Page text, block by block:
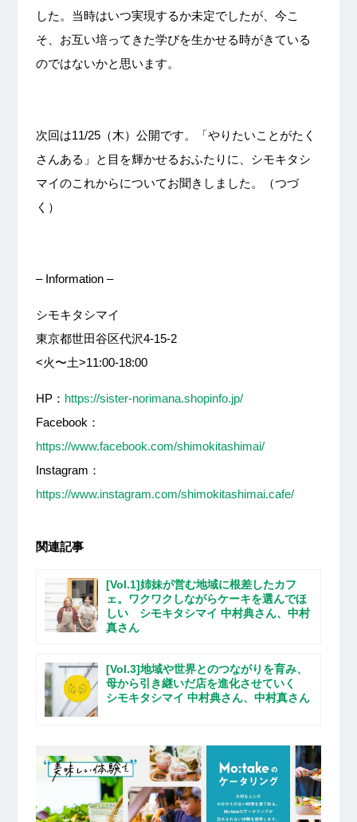
した。当時はいつ実現するか未定でしたが、今こ
そ、お互い培ってきた学びを生かせる時がきている
のではないかと思います。
次回は11/25（木）公開です。「やりたいことがたく
さんある」と目を輝かせるおふたりに、シモキタシ
マイのこれからについてお聞きしました。（つづ
く）
– Information –
シモキタシマイ
東京都世田谷区代沢4-15-2
<火〜土>11:00-18:00
HP： https://sister-norimana.shopinfo.jp/
Facebook：
https://www.facebook.com/shimokitashimai/
Instagram：
https://www.instagram.com/shimokitashimai.cafe/
関連記事
[Vol.1]姉妹が営む地域に根差したカフ
ェ。ワクワクしながらケーキを選んでほ
しい シモキタシマイ 中村典さん、中村
真さん
[Vol.3]地域や世界とのつながりを育み、
母から引き継いだ店を進化させていく
シモキタシマイ 中村典さん、中村真さん